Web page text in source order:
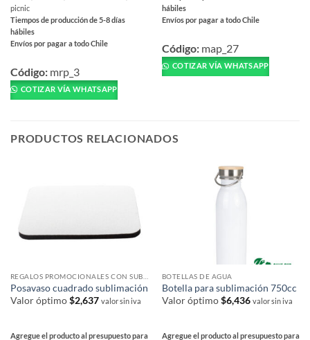
picnic
Tiempos de producción de 5-8 días
hábiles
Envíos por pagar a todo Chile
producto
tiene
múltiples
opciones
página
Código: mrp_3
COTIZAR VÍA WHATSAPP
hábiles
Envíos por pagar a todo Chile
producto
tiene
múltiples
se
Código: map_27
COTIZAR VÍA WHATSAPP
PRODUCTOS RELACIONADOS
Posavaso cuadrado sublimación
Valor óptimo$2,637 valor sin iva
Agregue el producto al presupuesto para
BOTELLAS DE AGUA
Botella para sublimación 750cc
Valor óptimo$6,436 valor sin iva
Agregue el producto al presupuesto para